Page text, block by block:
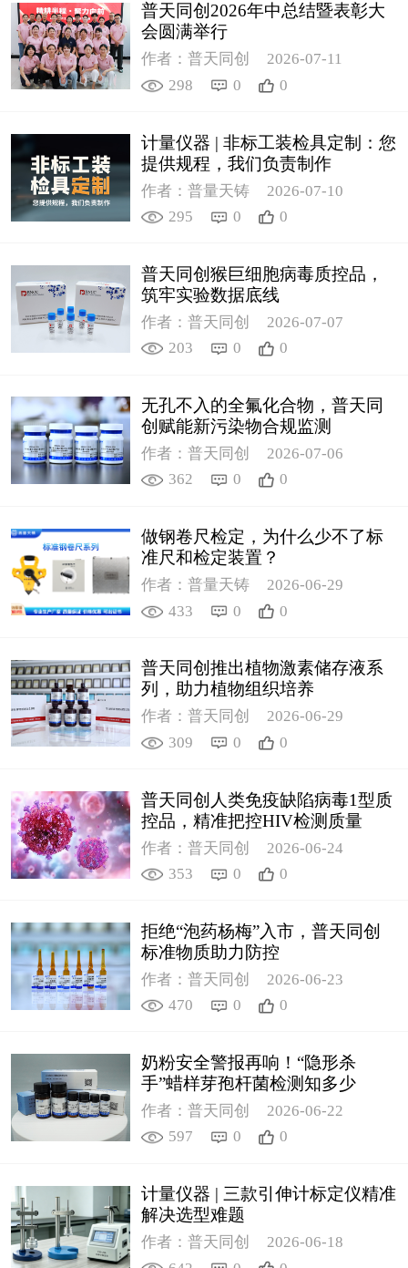
普天同创2026年中总结暨表彰大
会圆满举行
作者：普天同创
2026-07-11
298
0 0
计量仪器 | 非标工装检具定制：您
提供规程，我们负责制作
作者：普量天铸
2026-07-10
295
0 0
普天同创猴巨细胞病毒质控品，
筑牢实验数据底线
作者：普天同创
2026-07-07
203
0 0
无孔不入的全氟化合物，普天同
创赋能新污染物合规监测
作者：普天同创
2026-07-06
362
0 0
做钢卷尺检定，为什么少不了标
准尺和检定装置？
作者：普量天铸
2026-06-29
433
0 0
普天同创推出植物激素储存液系
列，助力植物组织培养
作者：普天同创
2026-06-29
309
0 0
普天同创人类免疫缺陷病毒1型质
控品，精准把控HIV检测质量
作者：普天同创
2026-06-24
353
0 0
拒绝“泡药杨梅”入市，普天同创
标准物质助力防控
作者：普天同创
2026-06-23
470
0 0
奶粉安全警报再响！“隐形杀
手”蜡样芽孢杆菌检测知多少
作者：普天同创
2026-06-22
597
0 0
计量仪器 | 三款引伸计标定仪精准
解决选型难题
作者：普天同创
2026-06-18